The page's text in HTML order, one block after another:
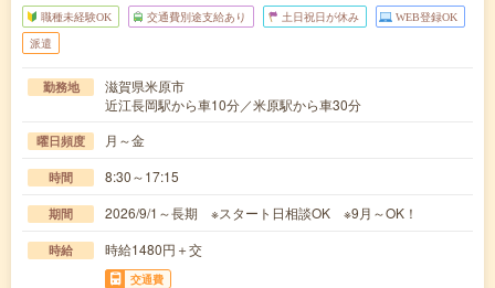
職種未経験OK 交通費別途支給あり 土日祝日が休み WEB登録OK
派遣
勤務地
滋賀県米原市
近江長岡駅から車10分／米原駅から車30分
曜日頻度 月～金
時間 8:30～17:15
期間 2026/9/1～長期 ※スタート日相談OK ※9月～OK！
時給 時給1480円＋交
交通費